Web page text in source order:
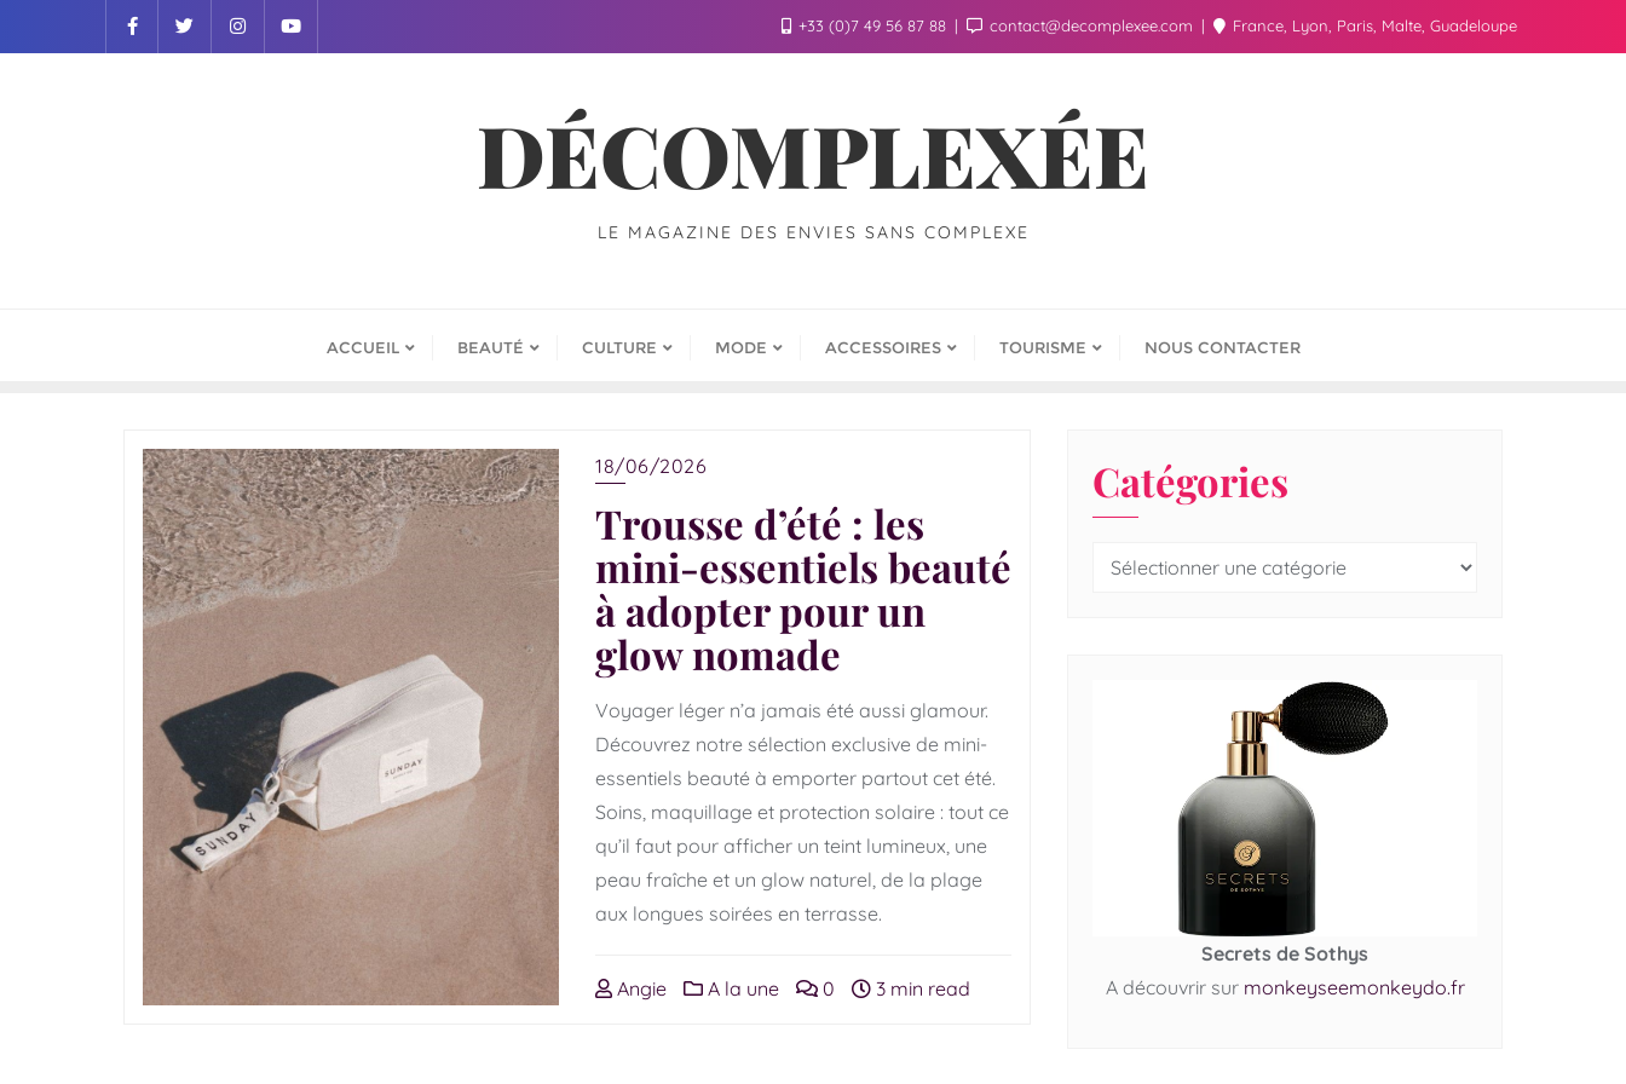
+33 (0)7 49 56 87 88 contact@decomplexee.com France, Lyon, Paris, Malte, Guadeloupe
DÉCOMPLEXÉE
LE MAGAZINE DES ENVIES SANS COMPLEXE
ACCUEIL BEAUTÉ CULTURE MODE ACCESSOIRES TOURISME NOUS CONTACTER
18/06/2026
Trousse d’été : les
mini-essentiels beauté
à adopter pour un
glow nomade
Voyager léger n’a jamais été aussi glamour.
Découvrez notre sélection exclusive de mini-
essentiels beauté à emporter partout cet été.
Soins, maquillage et protection solaire : tout ce
qu’il faut pour afficher un teint lumineux, une
peau fraîche et un glow naturel, de la plage
aux longues soirées en terrasse.
Angie A la une 0 3 min read
Catégories
Secrets de Sothys
A découvrir sur monkeyseemonkeydo.fr